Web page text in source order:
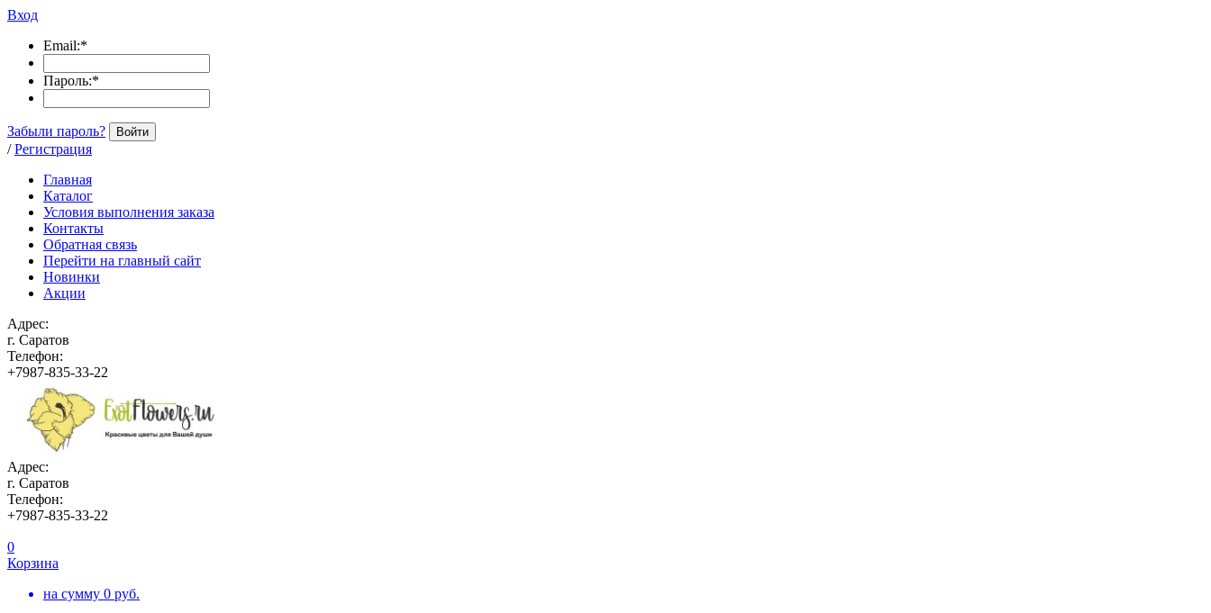
Вход
Email:*
Пароль:*
Забыли пароль? Войти
/ Регистрация
Главная
Каталог
Условия выполнения заказа
Контакты
Обратная связь
Перейти на главный сайт
Новинки
Акции
Адрес:
г. Саратов
Телефон:
+7987-835-33-22
Адрес:
г. Саратов
Телефон:
+7987-835-33-22
0
Корзина
на сумму 0 руб.